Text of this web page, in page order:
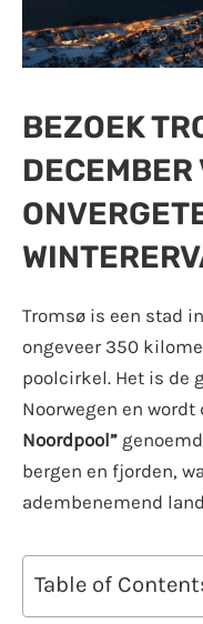
BEZOEK
DECEMBER
Tromsø is een stad
ongeveer 350
poolcirkel. Het is de
Noorwegen en wordt
Noordpool”
bergen en fjorden,
adembenemend
Table of